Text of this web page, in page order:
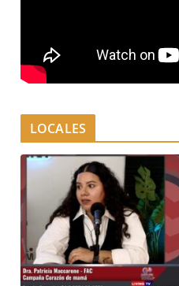
LOCALES